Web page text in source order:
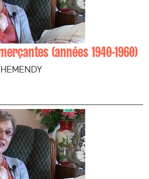
(années 1940-1960)